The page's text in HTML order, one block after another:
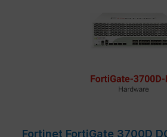
Fortinet FortiGate 3700D